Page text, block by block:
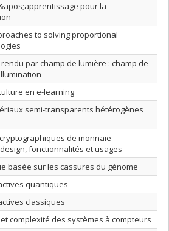
pour la
to solving proportional
par champ de lumière : champ de
en e-learning
semi-transparents hétérogènes
de monnaie
fonctionnalités et usages
basée sur les cassures du génome
quantiques
classiques
complexité des systèmes à compteurs